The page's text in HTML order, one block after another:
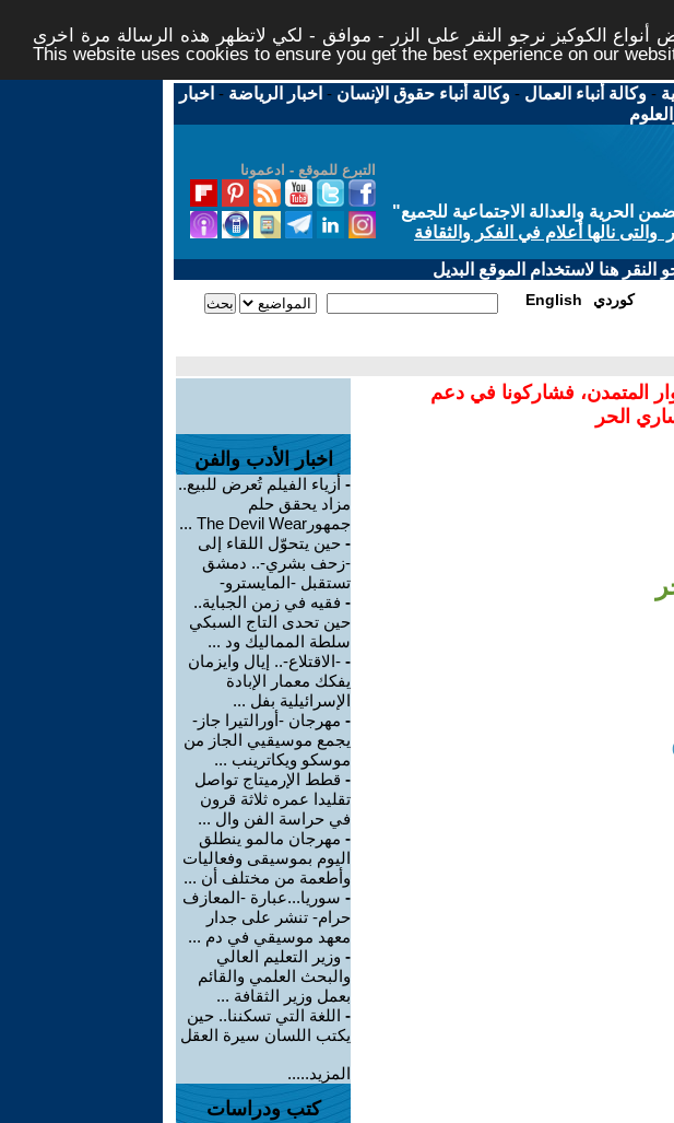
الكوكيز نرجو النقر على الزر - موافق - لكي لاتظهر هذه الرسالة مرة اخرى -
This website uses cookies to ensure you get the best experience on our
-وكالة أنباء العمال -وكالة أنباء حقوق الإنسان - اخبار الرياضة - اخبار
التبرع للموقع - ادعمونا
والعدالة الاجتماعية للجميع"
نالها أعلام في الفكر والثقافة
هنا لاستخدام الموقع البديل
English كوردي
المتمدن، فشاركونا في دعم
الحر
اخبار الأدب والفن
- أزياء الفيلم تُعرض للبيع..
مزاد يحقق حلم
جمهورThe Devil Wear ...
- حين يتحوّل اللقاء إلى
-زحف بشري-.. دمشق
تستقبل -المايسترو-
- فقيه في زمن الجباية..
حين تحدى التاج السبكي
سلطة المماليك ود ...
- -الاقتلاع-.. إيال وايزمان
يفكك معمار الإبادة
الإسرائيلية بفل ...
- مهرجان -أورالتيرا جاز-
يجمع موسيقيي الجاز من
موسكو ويكاترينب ...
- قطط الإرميتاج تواصل
تقليدا عمره ثلاثة قرون
في حراسة الفن وال ...
- مهرجان مالمو ينطلق
اليوم بموسيقى وفعاليات
وأطعمة من مختلف أن ...
- سوريا...عبارة -المعازف
حرام- تنشر على جدار
معهد موسيقي في دم ...
- وزير التعليم العالي
والبحث العلمي والقائم
بعمل وزير الثقافة ...
- اللغة التي تسكننا.. حين
يكتب اللسان سيرة العقل
المزيد.....
كتب ودراسات